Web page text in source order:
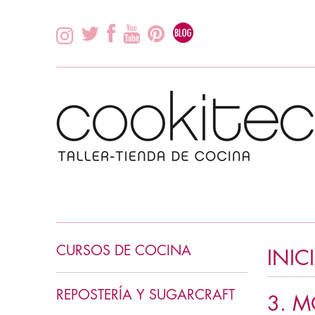
CURSOS DE COCINA
COCINA ASIÁTICA
REPOSTERÍA Y SUGARCRAFT 3.